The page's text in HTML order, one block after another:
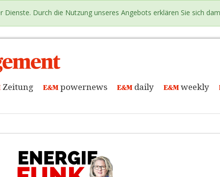
Durch die Nutzung unseres Angebots erklären Sie sich
Zeitung powernews daily weekly